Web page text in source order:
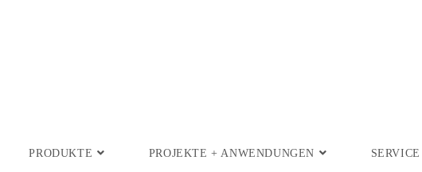
PRODUKTE PROJEKTE + ANWENDUNGEN SERVICE